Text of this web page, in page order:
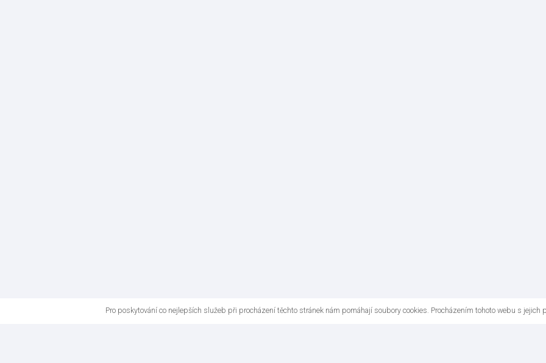
Pro poskytování co nejlepších služeb při procházení těchto stránek nám pomáhají soubory cookies. Procházením tohoto webu s jejich